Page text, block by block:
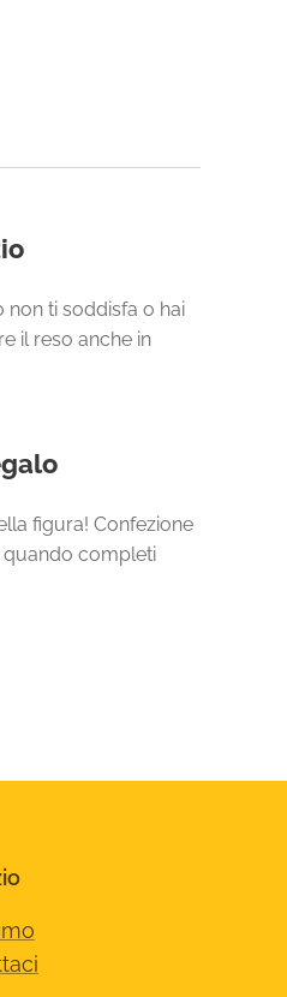
ti soddisfa o hai
il reso anche in
figura! Confezione
quando completi